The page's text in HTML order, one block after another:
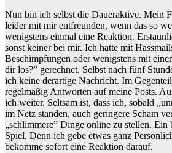
Nun bin ich selbst die Daueraktive. Mein
leider mit mir entfreunden, wenn das so
wenigstens einmal eine Reaktion.
sonst keiner bei mir. Ich hatte mit
Beschimpfungen oder wenigstens mit
dir los?” gerechnet. Selbst nach fünf
ich keine derartige Nachricht. Im
regelmäßig Antworten auf meine Posts.
ich weiter. Seltsam ist, dass ich, sobald
im Netz standen, auch geringere Scham
„schlimmere” Dinge online zu stellen. Ein
Spiel. Denn ich gebe etwas ganz
bekomme sofort eine Reaktion darauf.